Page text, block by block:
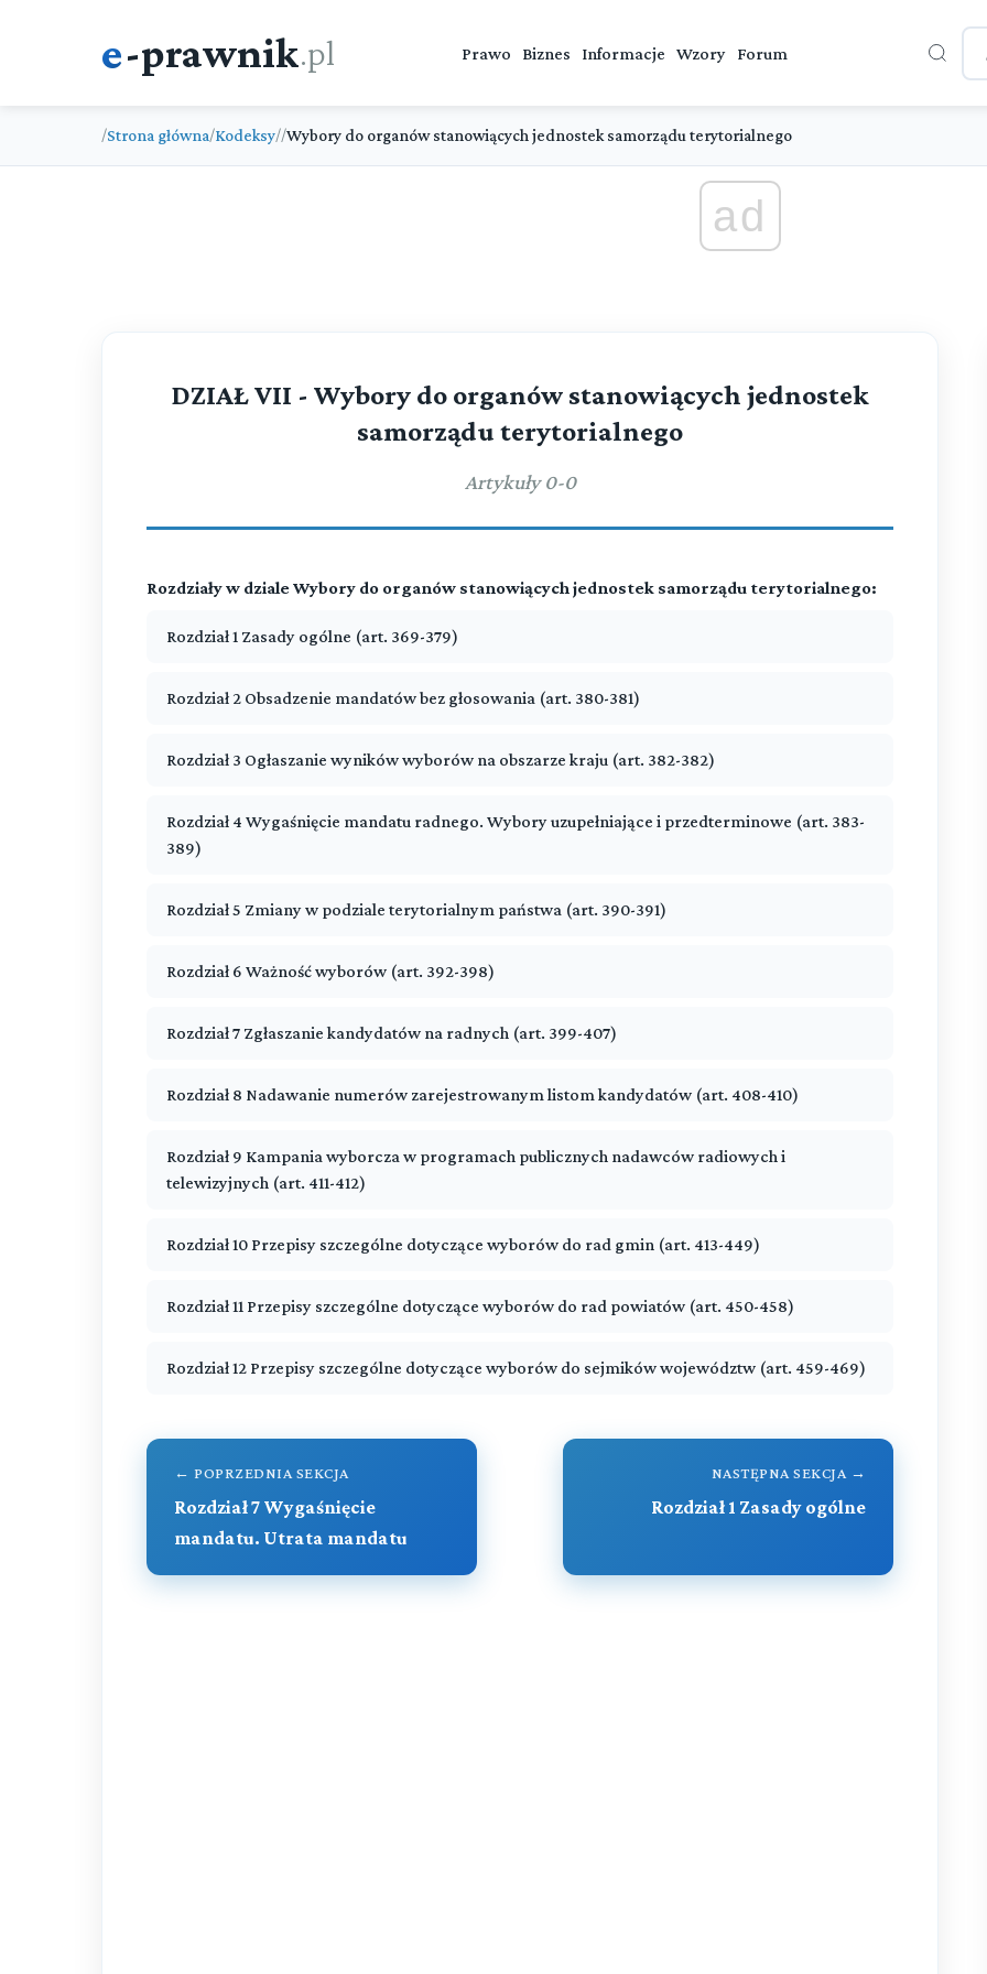
e-prawnik.pl Prawo Biznes Informacje Wzory Forum
/Strona główna/Kodeksy//Wybory do organów stanowiących jednostek samorządu terytorialnego
ad
DZIAŁ VII - Wybory do organów stanowiących jednostek
samorządu terytorialnego
Artykuły 0-0
Rozdziały w dziale Wybory do organów stanowiących jednostek samorządu terytorialnego:
Rozdział 1 Zasady ogólne (art. 369-379)
Rozdział 2 Obsadzenie mandatów bez głosowania (art. 380-381)
Rozdział 3 Ogłaszanie wyników wyborów na obszarze kraju (art. 382-382)
Rozdział 4 Wygaśnięcie mandatu radnego. Wybory uzupełniające i przedterminowe (art. 383-
389)
Rozdział 5 Zmiany w podziale terytorialnym państwa (art. 390-391)
Rozdział 6 Ważność wyborów (art. 392-398)
Rozdział 7 Zgłaszanie kandydatów na radnych (art. 399-407)
Rozdział 8 Nadawanie numerów zarejestrowanym listom kandydatów (art. 408-410)
Rozdział 9 Kampania wyborcza w programach publicznych nadawców radiowych i
telewizyjnych (art. 411-412)
Rozdział 10 Przepisy szczególne dotyczące wyborów do rad gmin (art. 413-449)
Rozdział 11 Przepisy szczególne dotyczące wyborów do rad powiatów (art. 450-458)
Rozdział 12 Przepisy szczególne dotyczące wyborów do sejmików województw (art. 459-469)
← POPRZEDNIA SEKCJA
Rozdział 7 Wygaśnięcie
mandatu. Utrata mandatu
NASTĘPNA SEKCJA →
Rozdział 1 Zasady ogólne